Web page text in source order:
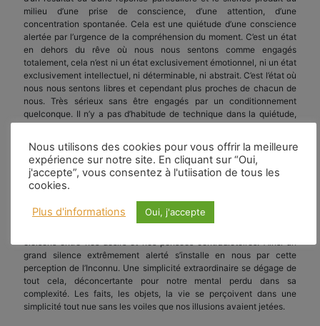
milieu d’une prise de conscience, d’une attention, d’une
concentration spontanée. Cela est une quiétude d’une conscience
alertée par l’urgence de la compréhension du moment. C’est un état
en dehors du rêve où nous nous sentons comme engagés
totalement, cela n’est ni un état exclusivement émotionnel, ni un état
exclusivement intellectuel, ni déterminable, ni abstrait. C’est l’état où
nous nous sentons libres et cependant plus proches de chacun de
nous. Très sérieux sans être engagés par un conditionnement
quelconque. Il n’y a pas d’habitude de technique dans la quiétude,
mais un état de révolution toujours renouvelée, un désir de vie
perception non figée, ni cristallisée, ni dogmatique et ni étriquée,
mais d’une acuité telle que le mental, les sensations et toute l’activité
du moi se trouvent en paix. Tout le tumulte de nos pensées, de nos
sensations s’arrête par l’aiguillon de l’Inconnu. Une intégration
extraordinaire de nos différents niveaux de conscience se produit
par l’acuité du moment. Une certaine vue d’ensemble se produit
grand silence extrêmement alerté s’installe en nous par cette
perception de l’Inconnu. Une simplicité extraordinaire se dégage de
tout cela, déconcertante pour notre mental perdu dans sa
complexité. Les faits, les objets, la vie se perçoivent dans une
simplicité tout nue sans les voiles que nos illusions avaient jetées.
Nous utilisons des cookies pour vous offrir la meilleure
expérience sur notre site. En cliquant sur “Oui,
j'accepte”, vous consentez à l'utiisation de tous les
cookies.
Plus d'informations Oui, j'accepte